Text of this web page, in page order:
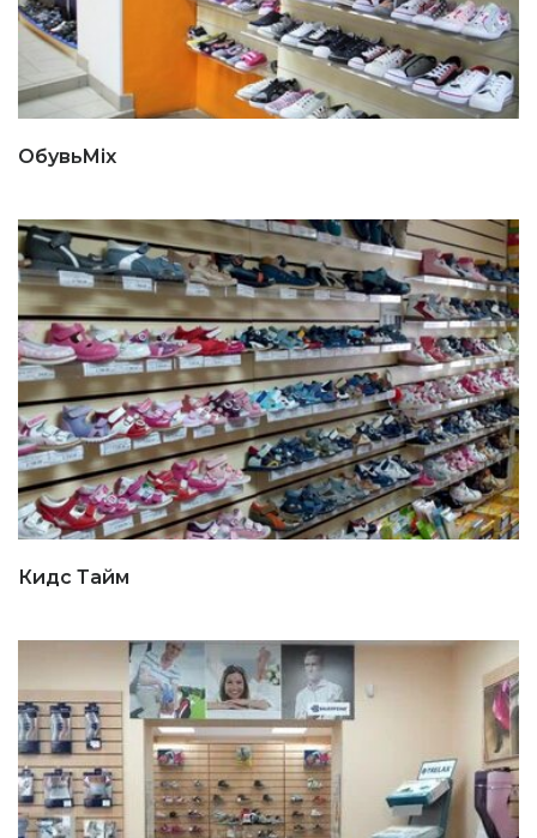
ОбувьMix
Кидс Тайм